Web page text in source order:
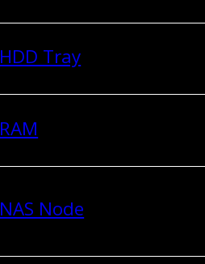
HDD Tray
RAM
NAS Node